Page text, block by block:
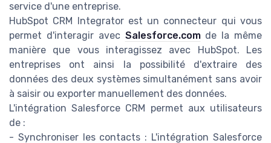
service d'une entreprise.
HubSpot CRM Integrator est un connecteur qui vous
permet d'interagir avec Salesforce.comde la même
manière que vous interagissez avec HubSpot. Les
entreprises ont ainsi la possibilité d'extraire des
données des deux systèmes simultanément sans avoir
à saisir ou exporter manuellement des données.
L'intégration Salesforce CRM permet aux utilisateurs
de :
- Synchroniser les contacts : L'intégration Salesforce